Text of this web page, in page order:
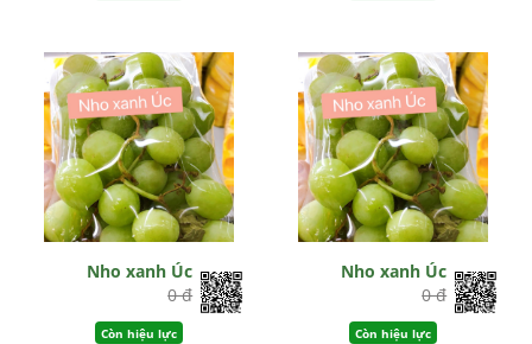
Nho xanh Úc
0 đ
Còn hiệu lực
Nho xanh Úc
0 đ
Còn hiệu lực